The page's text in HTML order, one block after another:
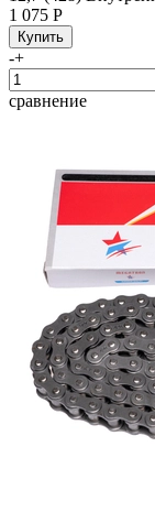
1 075 Р
-+
сравнение